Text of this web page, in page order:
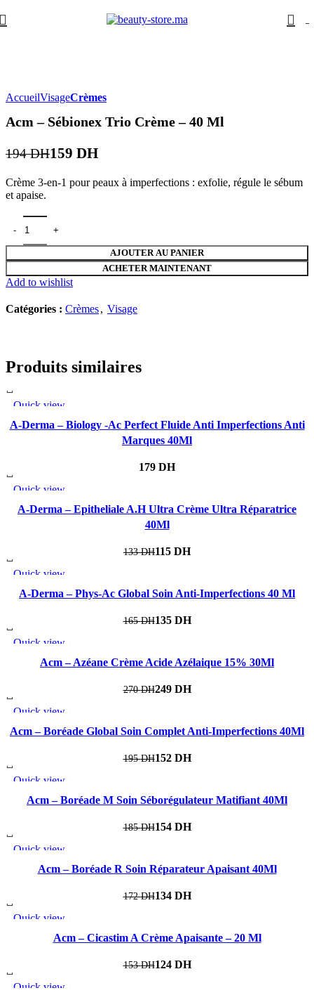
AccueilVisageCrèmes
Acm – Sébionex Trio Crème – 40 Ml
194DH159 DH
Crème 3-en-1 pour peaux à imperfections : exfolie, régule le sébum
et apaise.
AJOUTER AU PANIER
ACHETER MAINTENANT
Add to wishlist
Catégories : Crèmes, Visage
Produits similaires
Quick view
Add to wishlist
A-Derma – Biology -Ac Perfect Fluide Anti Imperfections Anti
Marques 40Ml
DH
-14%
Quick view
Add to wishlist
A-Derma – Epitheliale A.H Ultra Crème Ultra Réparatrice
40Ml
133DH115 DH
-18%
Quick view
Add to wishlist
A-Derma – Phys-Ac Global Soin Anti-Imperfections 40 Ml
165DH135 DH
-8%
Quick view
Add to wishlistAcm – Azéane Crème Acide Azélaique 15% 30Ml
270DH249 DH
-22%
Quick view
Add to wishlist
Acm – Boréade Global Soin Complet Anti-Imperfections 40Ml
195DH152 DH
-17%
Quick view
Add to wishlist
Acm – Boréade M Soin Séborégulateur Matifiant 40Ml
185DH154 DH
-22%
Quick view
Add to wishlist
Acm – Boréade R Soin Réparateur Apaisant 40Ml
172DH134 DH
-19%
Quick view
Add to wishlistAcm – Cicastim A Crème Apaisante – 20 Ml
153DH124 DH
-18%
Quick view